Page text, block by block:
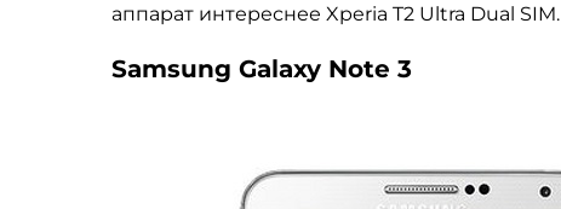
аппарат интереснее Xperia T2 Ultra Dual SIM.
Samsung Galaxy Note 3